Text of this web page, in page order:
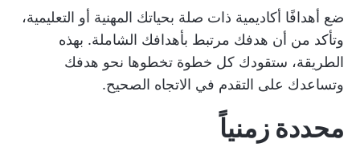
ضع أهدافًا أكاديمية ذات صلة بحياتك المهنية أو التعليمية،
وتأكد من أن هدفك مرتبط بأهدافك الشاملة. بهذه
الطريقة، ستقودك كل خطوة تخطوها نحو هدفك
وتساعدك على التقدم في الاتجاه الصحيح.
محددة زمنياً